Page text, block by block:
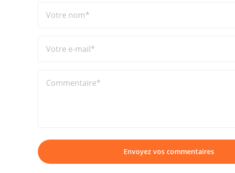
Votre nom*
Votre e-mail*
Commentaire*
Envoyez vos commentaires